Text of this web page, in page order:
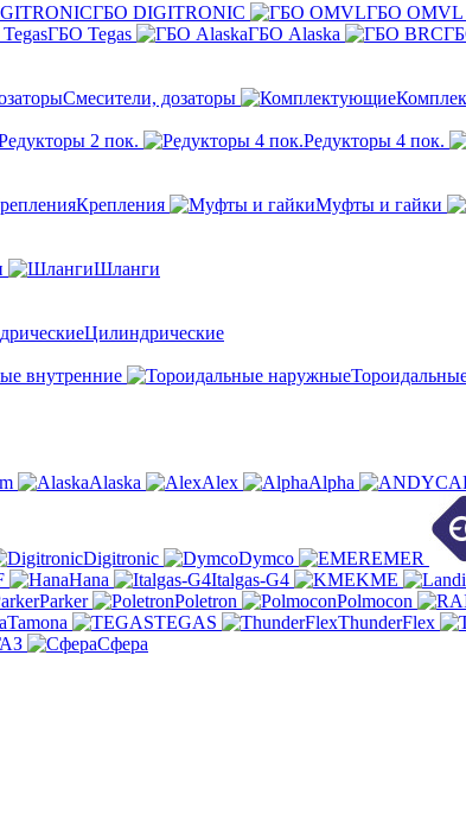
ГБО DIGITRONIC ГБО OMVL
ГБО Tegas ГБО Alaska
Смесители, дозаторы
2 пок. Редукторы 4 пок.
Крепления Муфты и гайки
Шланги
Цилиндрические
внутренние
Alaska Alex Alpha
Digitronic Dymco EMER
Hana Italgas-G4 KME
Parker Poletron Polmocon
Tamona TEGAS ThunderFlex
Сфера